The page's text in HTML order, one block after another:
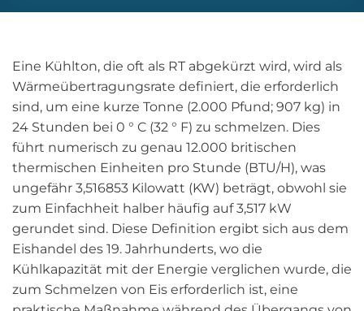
Eine Kühlton, die oft als RT abgekürzt wird, wird als
Wärmeübertragungsrate definiert, die erforderlich
sind, um eine kurze Tonne (2.000 Pfund; 907 kg) in
24 Stunden bei 0 ° C (32 ° F) zu schmelzen. Dies
führt numerisch zu genau 12.000 britischen
thermischen Einheiten pro Stunde (BTU/H), was
ungefähr 3,516853 Kilowatt (KW) beträgt, obwohl sie
zum Einfachheit halber häufig auf 3,517 kW
gerundet sind. Diese Definition ergibt sich aus dem
Eishandel des 19. Jahrhunderts, wo die
Kühlkapazität mit der Energie verglichen wurde, die
zum Schmelzen von Eis erforderlich ist, eine